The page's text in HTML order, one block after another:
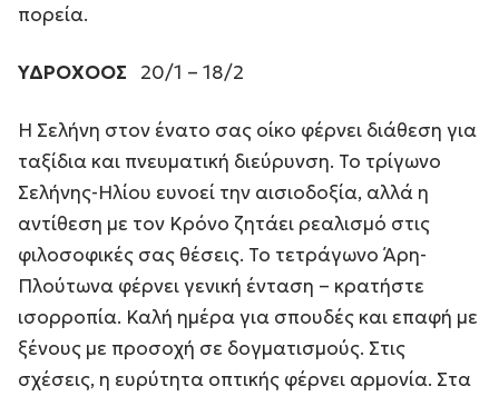
πορεία.
ΥΔΡΟΧΟΟΣ 20/1 – 18/2
Η Σελήνη στον ένατο σας οίκο φέρνει διάθεση για
ταξίδια και πνευματική διεύρυνση. Το τρίγωνο
Σελήνης-Ηλίου ευνοεί την αισιοδοξία, αλλά η
αντίθεση με τον Κρόνο ζητάει ρεαλισμό στις
φιλοσοφικές σας θέσεις. Το τετράγωνο Άρη-
Πλούτωνα φέρνει γενική ένταση – κρατήστε
ισορροπία. Καλή ημέρα για σπουδές και επαφή με
ξένους με προσοχή σε δογματισμούς. Στις
σχέσεις, η ευρύτητα οπτικής φέρνει αρμονία. Στα